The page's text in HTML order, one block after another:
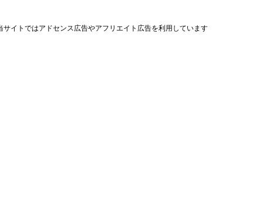
サイトではアドセンス広告やアフリエイト広告を利用しています